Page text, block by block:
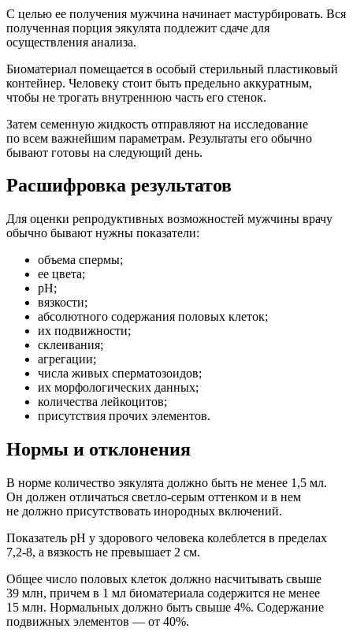
С целью ее получения мужчина начинает мастурбировать. Вся
полученная порция эякулята подлежит сдаче для
осуществления анализа.
Биоматериал помещается в особый стерильный пластиковый
контейнер. Человеку стоит быть предельно аккуратным,
чтобы не трогать внутреннюю часть его стенок.
Затем семенную жидкость отправляют на исследование
по всем важнейшим параметрам. Результаты его обычно
бывают готовы на следующий день.
Расшифровка результатов
Для оценки репродуктивных возможностей мужчины врачу
обычно бывают нужны показатели:
объема спермы;
ее цвета;
pH;
вязкости;
абсолютного содержания половых клеток;
их подвижности;
склеивания;
агрегации;
числа живых сперматозоидов;
их морфологических данных;
количества лейкоцитов;
присутствия прочих элементов.
Нормы и отклонения
В норме количество эякулята должно быть не менее 1,5 мл.
Он должен отличаться светло-серым оттенком и в нем
не должно присутствовать инородных включений.
Показатель рН у здорового человека колеблется в пределах
7,2-8, а вязкость не превышает 2 см.
Общее число половых клеток должно насчитывать свыше
39 млн, причем в 1 мл биоматериала содержится не менее
15 млн. Нормальных должно быть свыше 4%. Содержание
подвижных элементов — от 40%.